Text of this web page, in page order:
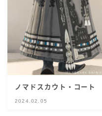
ノマドスカウト・コート
2024.02.05